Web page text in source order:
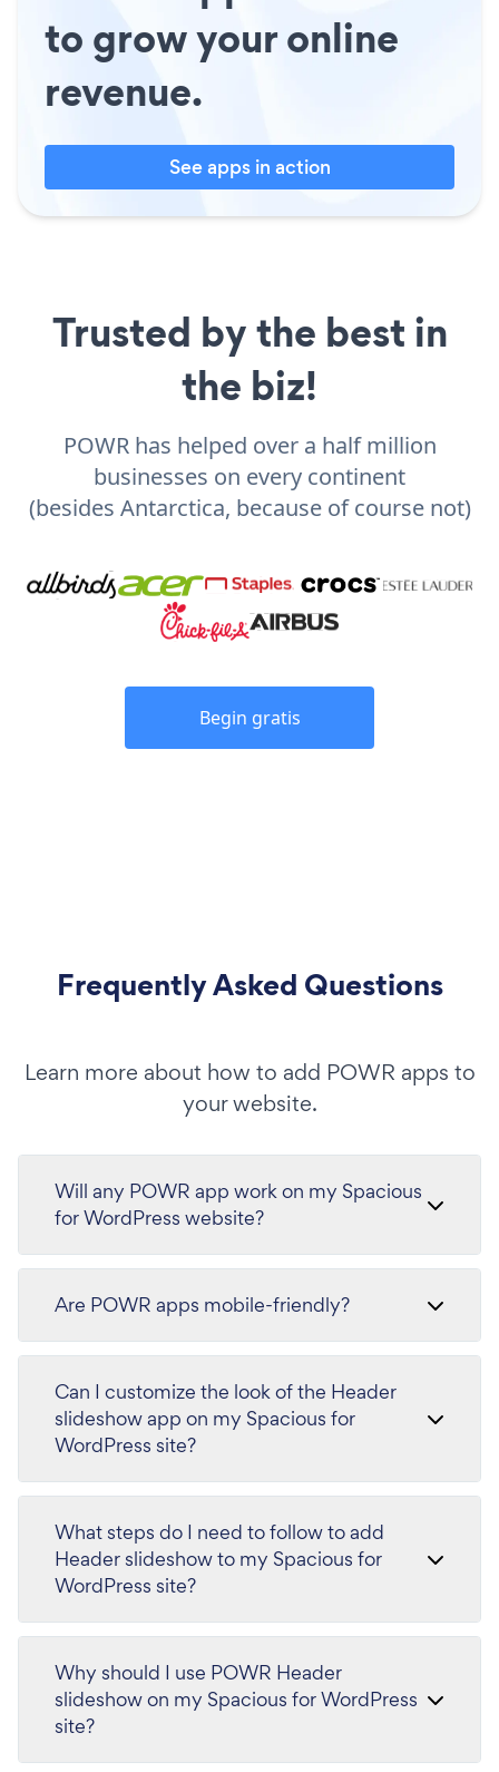
to grow your online
revenue.
See apps in action
Trusted by the best in
the biz!
POWR has helped over a half million
businesses on every continent
(besides Antarctica, because of course not)
Begin gratis
Frequently Asked Questions
Learn more about how to add POWR apps to
your website.
Will any POWR app work on my Spacious
for WordPress website?
Are POWR apps mobile-friendly?
Can I customize the look of the Header
slideshow app on my Spacious for
WordPress site?
What steps do I need to follow to add
Header slideshow to my Spacious for
WordPress site?
Why should I use POWR Header
slideshow on my Spacious for WordPress
site?